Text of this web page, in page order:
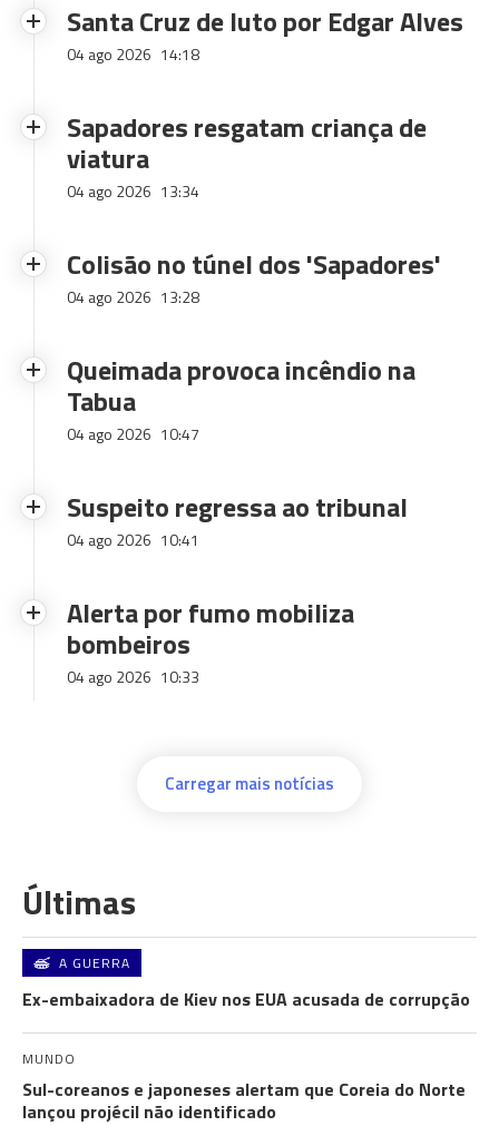
Santa Cruz de luto por Edgar Alves
04 ago 2026 14:18
Sapadores resgatam criança de
viatura
04 ago 2026 13:34
Colisão no túnel dos 'Sapadores'
04 ago 2026 13:28
Queimada provoca incêndio na
Tabua
04 ago 2026 10:47
Suspeito regressa ao tribunal
04 ago 2026 10:41
Alerta por fumo mobiliza
bombeiros
04 ago 2026 10:33
Carregar mais notícias
Últimas
A GUERRA
Ex-embaixadora de Kiev nos EUA acusada de corrupção
MUNDO
Sul-coreanos e japoneses alertam que Coreia do Norte
lançou projécil não identificado